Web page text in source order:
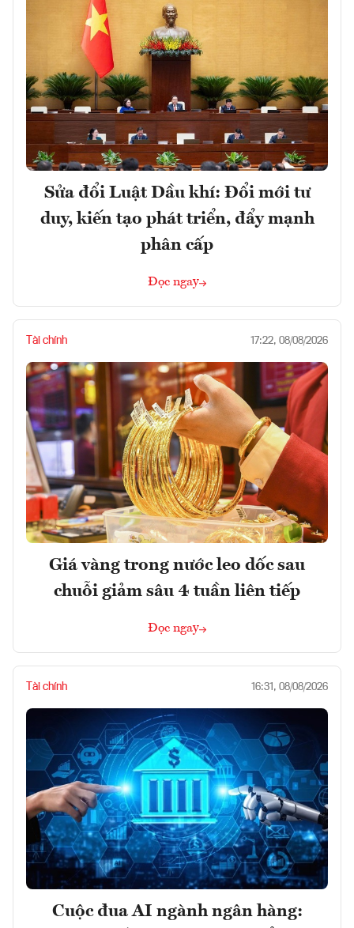
Sửa đổi Luật Dầu khí: Đổi mới tư
duy, kiến tạo phát triển, đẩy mạnh
phân cấp
Đọc ngay
Tài chính 17:22, 08/08/2026
Giá vàng trong nước leo dốc sau
chuỗi giảm sâu 4 tuần liên tiếp
Đọc ngay
Tài chính 16:31, 08/08/2026
Cuộc đua AI ngành ngân hàng: